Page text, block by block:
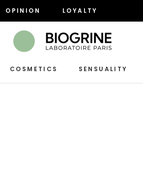
OPINION LOYALTY
COSMETICS
SENSUALITY